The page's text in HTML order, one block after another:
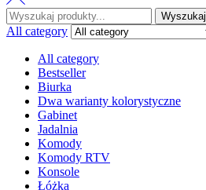
Wyszukaj
:
Wyszukaj
All category
All category
Bestseller
Biurka
Dwa warianty kolorystyczne
Gabinet
Jadalnia
Komody
Komody RTV
Konsole
Łóżka